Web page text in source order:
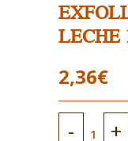
LECHE
2,36€
JABON